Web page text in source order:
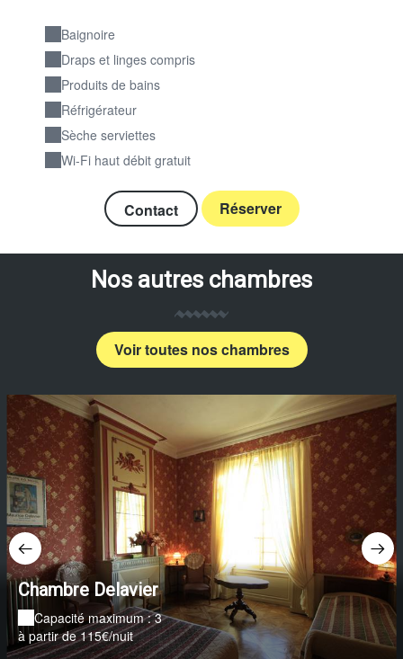
Baignoire
Draps et linges compris
Produits de bains
Réfrigérateur
Sèche serviettes
Wi-Fi haut débit gratuit
Contact Réserver
Nos autres chambres
Voir toutes nos chambres
Chambre Delavier
Capacité maximum : 3
à partir de 115€/nuit